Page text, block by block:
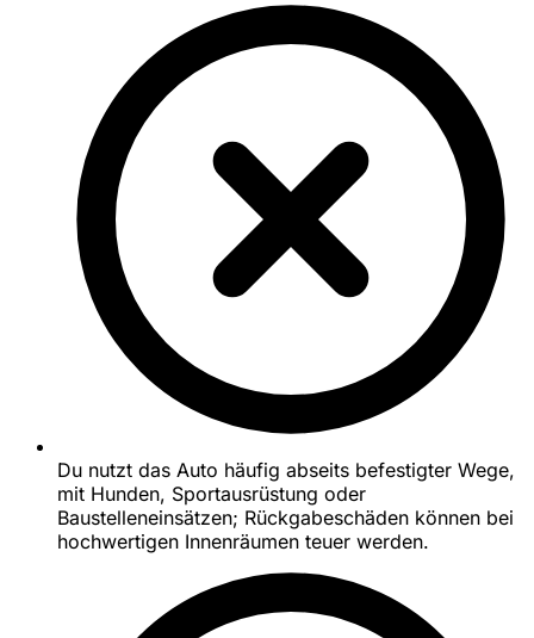
Du nutzt das Auto häufig abseits befestigter Wege,
mit Hunden, Sportausrüstung oder
Baustelleneinsätzen; Rückgabeschäden können bei
hochwertigen Innenräumen teuer werden.